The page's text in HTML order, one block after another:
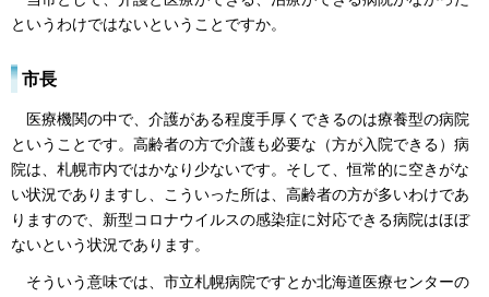
というわけではないということですか。
市長
医療機関の中で、介護がある程度手厚くできるのは療養型の病院
ということです。高齢者の方で介護も必要な（方が入院できる）病
院は、札幌市内ではかなり少ないです。そして、恒常的に空きがな
い状況でありますし、こういった所は、高齢者の方が多いわけであ
りますので、新型コロナウイルスの感染症に対応できる病院はほぼ
ないという状況であります。
そういう意味では、市立札幌病院ですとか北海道医療センターの